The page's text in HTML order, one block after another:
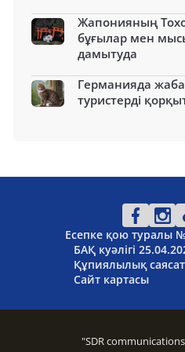
Жапонияның
бұғылар мен
дамытуда
Германияда
туристерді
Есепке қою туралы №
БАҚ куәлігі
Құпиялылық
Сайт картасы
"SDR